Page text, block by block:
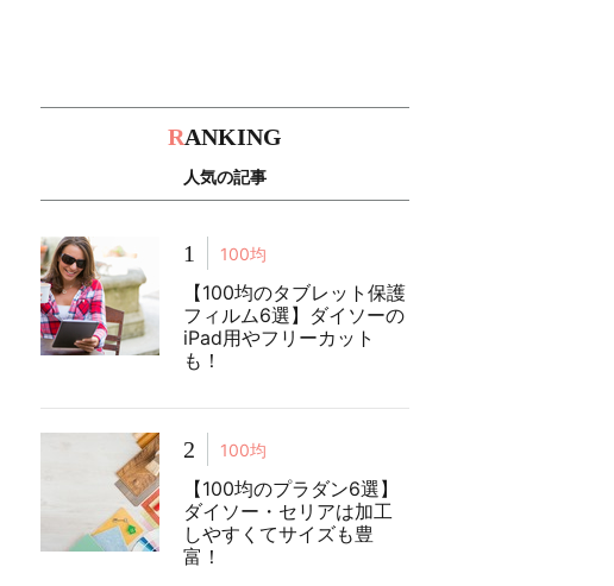
RANKING
人気の記事
1 100均
【100均のタブレット保護
フィルム6選】ダイソーの
iPad用やフリーカット
も！
2 100均
【100均のプラダン6選】
ダイソー・セリアは加工
しやすくてサイズも豊
富！